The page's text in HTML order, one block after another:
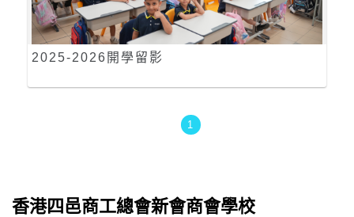
2025-2026開學留影
1
香港四邑商工總會新會商會學校